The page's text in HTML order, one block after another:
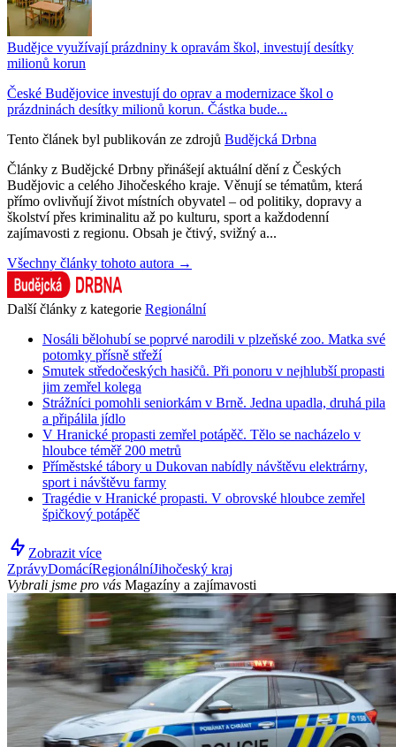
Budějce využívají prázdniny k opravám škol, investují desítky
milionů korun
České Budějovice investují do oprav a modernizace škol o
prázdninách desítky milionů korun. Částka bude...
Tento článek byl publikován ze zdrojů Budějcká Drbna
Články z Budějcké Drbny přinášejí aktuální dění z Českých
Budějovic a celého Jihočeského kraje. Věnují se tématům, která
přímo ovlivňují život místních obyvatel – od politiky, dopravy a
školství přes kriminalitu až po kulturu, sport a každodenní
zajímavosti z regionu. Obsah je čtivý, svižný a...
Všechny články tohoto autora →
Další články z kategorie Regionální
Nosáli bělohubí se poprvé narodili v plzeňské zoo. Matka své
potomky přísně střeží
Smutek středočeských hasičů. Při ponoru v nejhlubší propasti
jim zemřel kolega
Strážníci pomohli seniorkám v Brně. Jedna upadla, druhá pila
a připálila jídlo
V Hranické propasti zemřel potápěč. Tělo se nacházelo v
hloubce téměř 200 metrů
Příměstské tábory u Dukovan nabídly návštěvu elektrárny,
sport i návštěvu farmy
Tragédie v Hranické propasti. V obrovské hloubce zemřel
špičkový potápěč
Zobrazit více
ZprávyDomácíRegionálníJihočeský kraj
Vybrali jsme pro vás Magazíny a zajímavosti